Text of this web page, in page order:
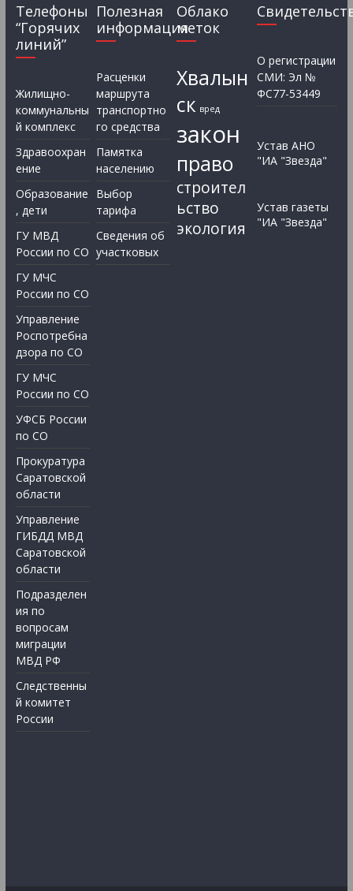
Телефоны
“Горячих
линий”
Жилищно-
коммунальны
й комплекс
Здравоохран
ение
Образование
, дети
ГУ МВД
России по СО
ГУ МЧС
России по СО
Управление
Роспотребна
дзора по СО
ГУ МЧС
России по СО
УФСБ России
по СО
Прокуратура
Саратовской
области
Управление
ГИБДД МВД
Саратовской
области
Подразделен
ия по
вопросам
миграции
МВД РФ
Следственны
й комитет
России
Полезная
информация
Расценки
маршрута
транспортно
го средства
Памятка
населению
Выбор
тарифа
Сведения об
участковых
Облако
меток
Хвалын
ск вред
закон
право
строител
ьство
экология
О регистрации
СМИ: Эл №
ФС77-53449
Устав АНО
"ИА "Звезда"
Устав газеты
"ИА "Звезда"